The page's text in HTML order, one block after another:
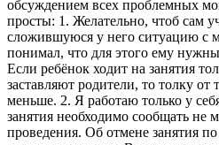
обсуждением всех проблемных
просты: 1. Желательно, чтоб сам
сложившуюся у него ситуацию с
понимал, что для этого ему
Если ребёнок ходит на занятия
заставляют родители, то толку от
меньше. 2. Я работаю только у
занятия необходимо сообщать не
проведения. Об отмене занятия